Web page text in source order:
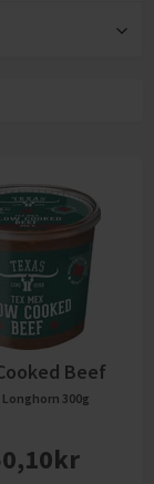
Beef
Longhorn300g
kr